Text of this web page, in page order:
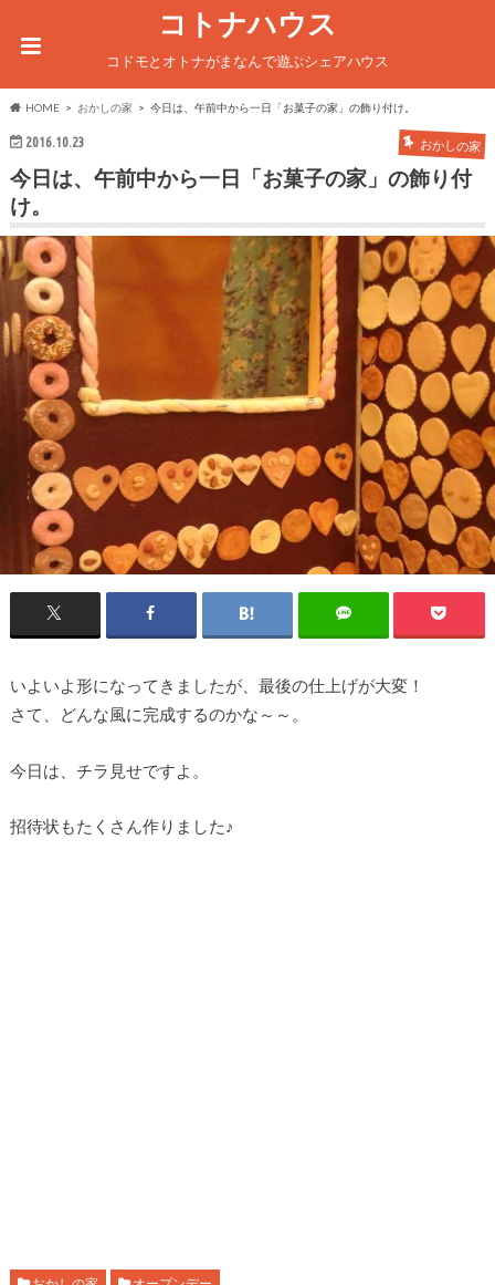
コトナハウス
コドモとオトナがまなんで遊ぶシェアハウス
HOME おかしの家 今日は、午前中から一日「お菓子の家」の飾り付け。
2016.10.23 おかしの家
今日は、午前中から一日「お菓子の家」の飾り付
け。
いよいよ形になってきましたが、最後の仕上げが大変！
さて、どんな風に完成するのかな～～。
今日は、チラ見せですよ。
招待状もたくさん作りました♪